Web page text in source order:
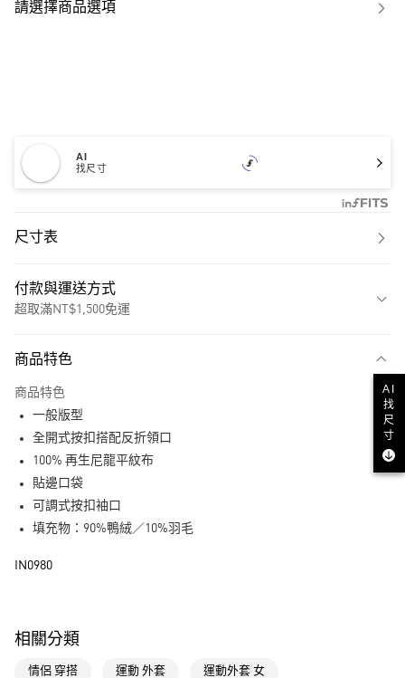
請選擇商品選項
AI
找尺寸
尺寸表
付款與運送方式
超取滿NT$1,500免運
LINE Pay
每筆NT$80，滿NT$1,500(含以上)免運費
每筆NT$80，滿NT$1,500(含以上)免運費
萊爾富取貨付款
商品特色
商品特色
一般版型
全開式按扣搭配反折領口
100% 再生尼龍平紋布
貼邊口袋
可調式按扣袖口
填充物：90%鴨絨／10%羽毛
IN0980
相關分類
情侶 穿搭 運動 外套 運動外套 女
AI
找
尺
寸